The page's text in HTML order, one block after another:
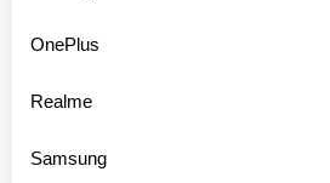
OnePlus
Realme
Samsung